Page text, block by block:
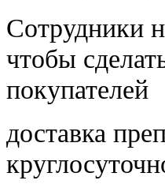
Cотрудники
чтобы
покупателей
доставка